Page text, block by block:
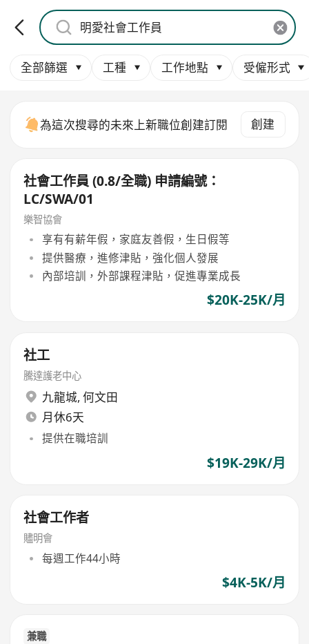
全部篩選 工種 工作地點 受僱形式
為這次搜尋的未來上新職位創建訂閱 創建
社會工作員 (0.8/全職) 申請編號：
LC/SWA/01
樂智協會
享有有薪年假，家庭友善假，生日假等
提供醫療，進修津貼，強化個人發展
內部培訓，外部課程津貼，促進專業成長
$20K-25K/月
社工
騰達護老中心
九龍城, 何文田
月休6天
提供在職培訓
$19K-29K/月
社會工作者
贐明會
每週工作44小時
$4K-5K/月
兼職